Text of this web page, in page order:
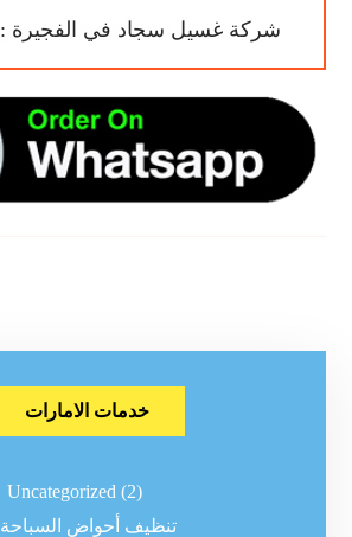
شركة غسيل سجاد في الفجيرة :0507036261
خدمات الامارات
Uncategorized (2)
تنظيف أحواض السباحة